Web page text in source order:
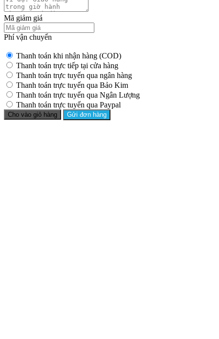
Mã giảm giá
Phí vận chuyển
Thanh toán khi nhận hàng (COD)
Thanh toán trực tiếp tại cửa hàng
Thanh toán trực tuyến qua ngân hàng
Thanh toán trực tuyến qua Bảo Kim
Thanh toán trực tuyến qua Ngân Lượng
Thanh toán trực tuyến qua Paypal
Cho vào giỏ hàng Gửi đơn hàng